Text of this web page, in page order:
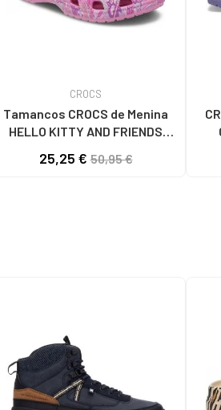
CROCS
Tamancos CROCS de Menina
HELLO KITTY AND FRIENDS
25,25 €50,95 €